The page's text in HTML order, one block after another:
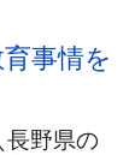
事情を
長野県の